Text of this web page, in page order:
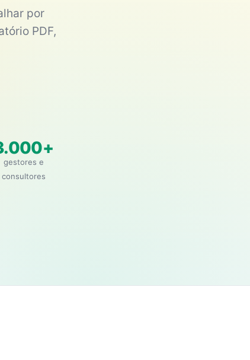
por
PDF,
gestores e
consultores